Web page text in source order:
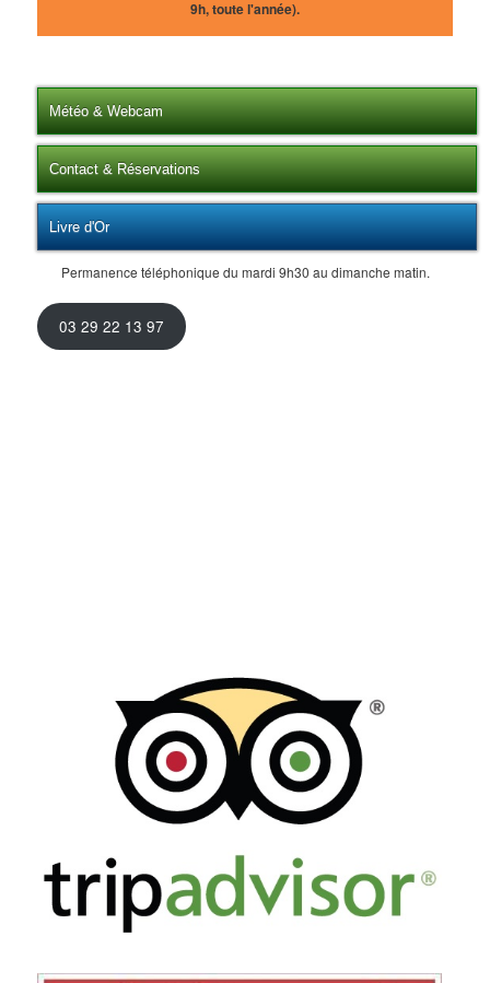
9h, toute l'année).
Météo & Webcam
Contact & Réservations
Livre d'Or
Permanence téléphonique du mardi 9h30 au dimanche matin.
03 29 22 13 97